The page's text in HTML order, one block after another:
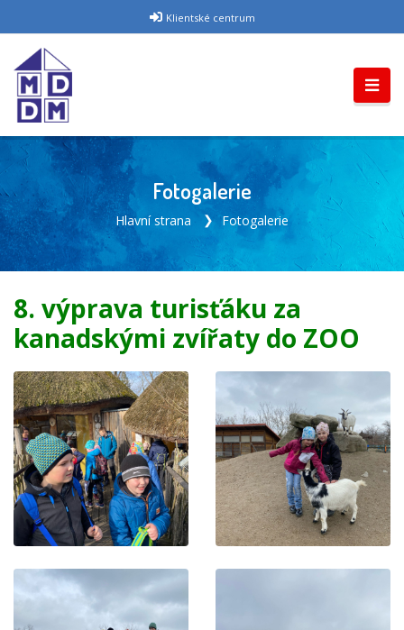
Klientské centrum
Fotogalerie
Hlavní strana Fotogalerie
8. výprava turisťáku za
kanadskými zvířaty do ZOO